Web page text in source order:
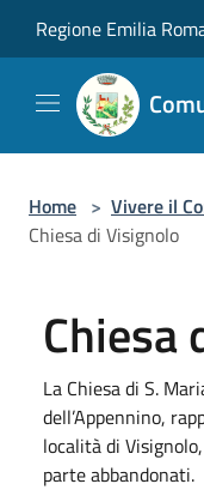
Regione Emilia
Home > Vivere il
Chiesa di Visignolo
Chiesa
La Chiesa di S.
dell’Appennino,
località di
parte abbandonati.